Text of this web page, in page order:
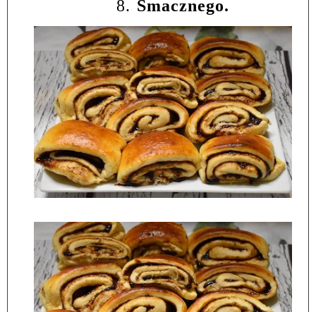
8. Smacznego.